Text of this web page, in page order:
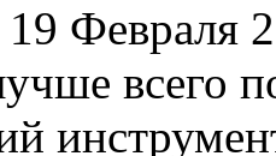
19 Февраля
всего